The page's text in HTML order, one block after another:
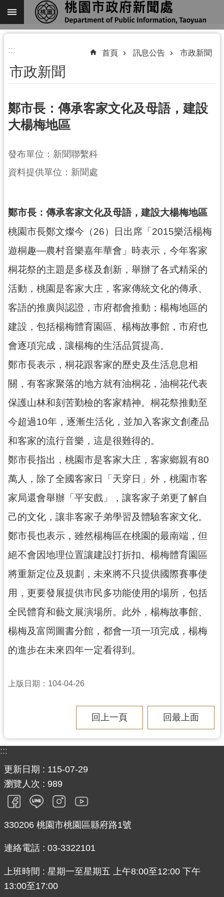
跳到主要內容區塊
進
搜
尋
關
我
們
通
錄
業
務
訊
訊
息
告
便
民
務
政
府
資
訊
公
開
回
頁
網
站
導
覽
市
政
信
箱
見
園
政
府
入
口
私
政
策
::: 首頁 訊息公告 市政新聞
市政新聞
鄭市長：傳承客家文化及母語，建設
大楊梅地區
發布單位：新聞聯繫科
資料提供單位：新聞處
鄭市長：傳承客家文化及母語，建設大楊梅地區
桃園市長鄭文燦今（26）日出席「2015樂活楊梅
遊桐趣—農村音樂嘉年華會」時表示，今年客家
桐花祭的主題是多樣及創新，舉辦了各式精采的
活動，桃園是客家大庄，客家傳統文化的傳承、
客語的推廣與認證，市府都會推動；楊梅地區的
建設，包括楊梅體育園區、楊梅故事館，市府也
會逐項完成，讓楊梅的生活品質提高。
鄭市長表示，桐花跟客家的歷史及生活息息相
關，有客家聚落的地方就有油桐花，油桐花代表
保護山林和刻苦勤檢的客家精神。桐花祭推動至
今超過10年，逐漸生活化，並加入客家文創產品
和客家的流行音樂，這是很難得的。
鄭市長指出，桃園市是客家大庄，客家鄉親有80
萬人，除了全國客家日「天穿日」外，桃園市客
家局還會舉辦「平安戲」，讓客家子弟更了解自
己的文化，讓非客家子弟學習及體驗客家文化。
鄭市長也表示，雖然楊梅區在桃園的最南端，但
絕不會因地理位置讓建設打折扣。楊梅體育園區
將重新定位及規劃，未來將不只提供國際賽事使
用，更要發展提供市民多功能使用的場所，包括
全民體育和藝文展演場所。此外，楊梅故事館、
楊梅及富岡圖書分館，都會一項一項完成，楊梅
的進步在未來四年一定看得到。
上版日期：104-04-26
回上一頁 回最上面
:::
更新日期
115-07-29
瀏覽人次
989
330206 桃園市桃園區縣府路1號
連絡電話 : 03-3322101
上班時間 : 星期一至星期五 上午8:00至12:00 下午
13:00至17:00